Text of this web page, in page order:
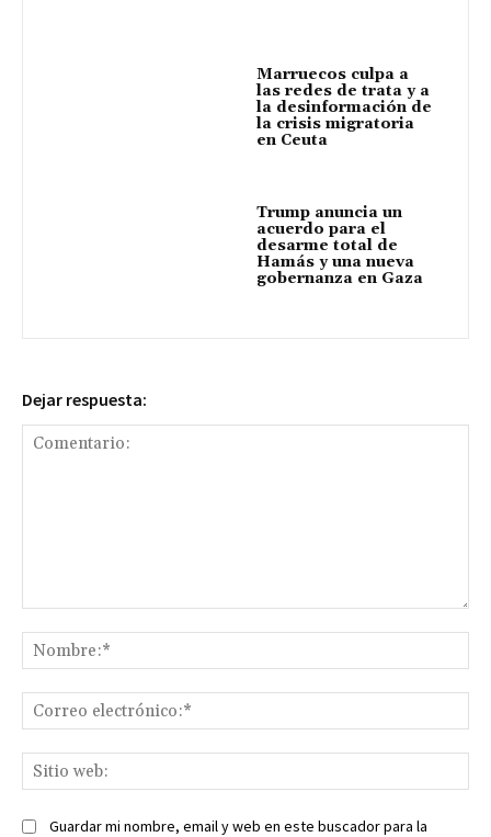
Marruecos culpa a
las redes de trata y a
la desinformación de
la crisis migratoria
en Ceuta
Trump anuncia un
acuerdo para el
desarme total de
Hamás y una nueva
gobernanza en Gaza
Dejar respuesta:
Guardar mi nombre, email y web en este buscador para la